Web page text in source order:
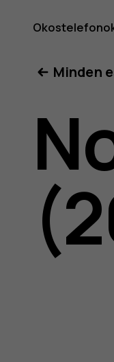
A
4G
Minden